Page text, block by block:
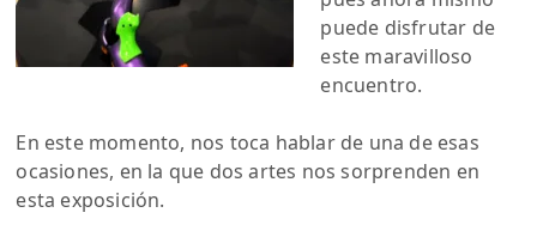
puede disfrutar de
este maravilloso
encuentro.
En este momento, nos toca hablar de una de esas
ocasiones, en la que dos artes nos sorprenden en
esta exposición.